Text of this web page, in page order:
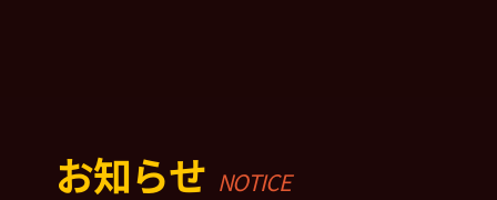
お知らせ NOTICE